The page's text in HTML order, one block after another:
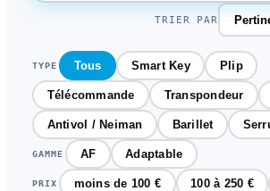
TRIER PAR
TYPE Tous Smart Key Plip
Télécommande Transpondeur
Antivol / Neiman Barillet
GAMME AF Adaptable
PRIX moins de 100 € 100 à 250 €